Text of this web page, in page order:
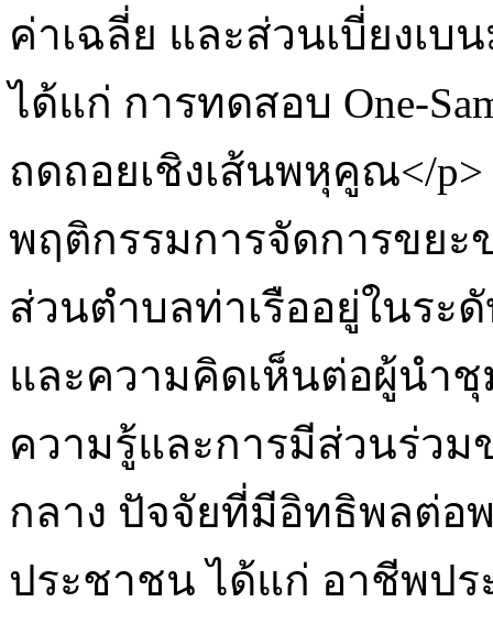
ค่าเฉลี่ย และส่วนเบี่ยงเ
ได้แก่ การทดสอบ One-
ถดถอยเชิงเส้นพหุคูณ</
พฤติกรรมการจัดการขยะ
ส่วนตำบลท่าเรืออยู่ในระ
และความคิดเห็นต่อผู้นำ
ความรู้และการมีส่วนร่ว
กลาง ปัจจัยที่มีอิทธิพลต่อ
ประชาชน ได้แก่ อาชีพป